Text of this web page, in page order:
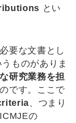
とい
要な文書とし
うものがありま
研究業務を担
です。ここで
、つまり
の